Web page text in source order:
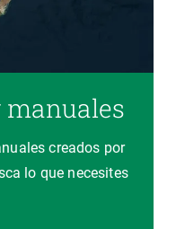
creados por
lo que necesites